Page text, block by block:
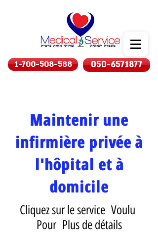
1-700-508-588 050-6571877
Maintenir une
infirmière privée à
l'hôpital et à
domicile
Cliquez sur le service Voulu
Pour Plus de détails